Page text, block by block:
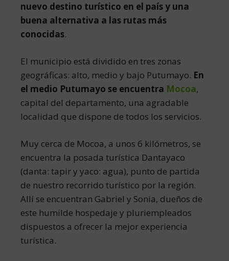
nuevo destino turístico en el país y una
buena alternativa a las rutas más
conocidas.
El municipio está dividido en tres zonas
geográficas: alto, medio y bajo Putumayo. En
el medio Putumayo se encuentra Mocoa,
capital del departamento, una agradable
localidad que dispone de todos los servicios.
Muy cerca de Mocoa, a unos 6 kilómetros, se
encuentra la posada turística Dantayaco
(danta: tapir y yaco: agua), punto de partida
de nuestro recorrido turístico por la región.
Allí se encuentran Gabriel y Sonia, dueños de
este humilde hospedaje y pluriempleados
dispuestos a ofrecer la mejor experiencia
turística.